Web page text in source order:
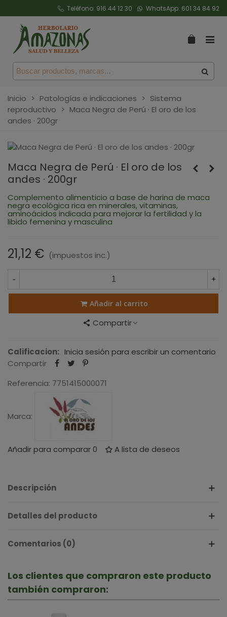
Teléfono: 916 44 12 30 WhatsApp: 601 34 84 92
Inicio > Patologías e indicaciones > Sistema
reproductivo > Maca Negra de Perú · El oro de los
andes · 200gr
Maca Negra de Perú · El oro de los
andes · 200gr
Complemento alimenticio a base de harina de maca
negra ecológica rica en minerales, vitaminas,
aminoácidos indicada para mejorar la fertilidad y la
libido femenina y masculina
21,12 € (impuestos inc.)
- +
Añadir al carrito
Compartir
Calificacion: Inicia sesión para escribir un comentario
Compartir
Referencia: 7751415000071
Marca:
Añadir para comparar0 A lista de deseos
Descripción
Detalles del producto
Comentarios (0)
Los clientes que compraron este producto
también compraron: